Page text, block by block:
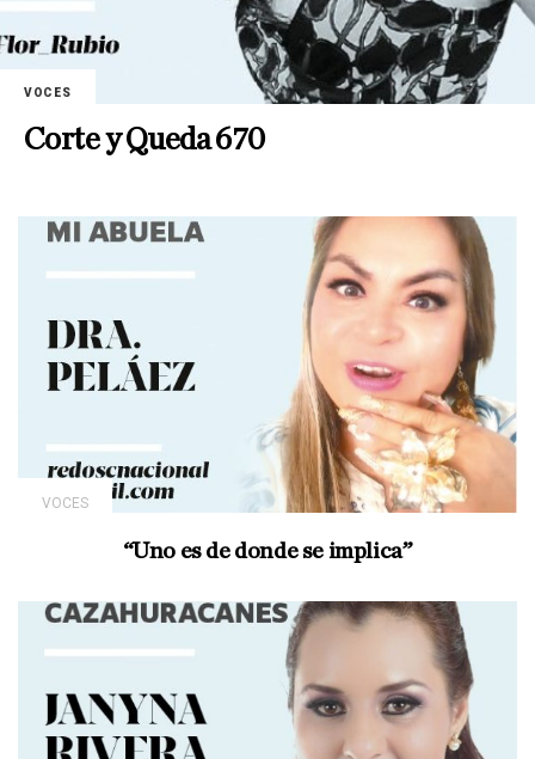
VOCES
Corte y Queda 670
VOCES
“Uno es de donde se implica”